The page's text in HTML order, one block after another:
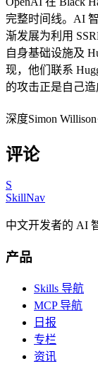
完整时间线。AI
渐发展为利用
自身基础设施及
现，他们联系
的攻击正是自己造
深度Simon Willison
评论
S
SkillNav
中文开发者的 AI
产品
Skills 导航
MCP 导航
日报
专栏
资讯